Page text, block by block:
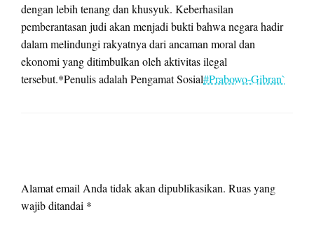
dengan lebih tenang dan khusyuk. Keberhasilan
pemberantasan judi akan menjadi bukti bahwa negara hadir
dalam melindungi rakyatnya dari ancaman moral dan
ekonomi yang ditimbulkan oleh aktivitas ilegal
tersebut.*Penulis adalah Pengamat Sosial#Prabowo-Gibran`
Alamat email Anda tidak akan dipublikasikan. Ruas yang
wajib ditandai *